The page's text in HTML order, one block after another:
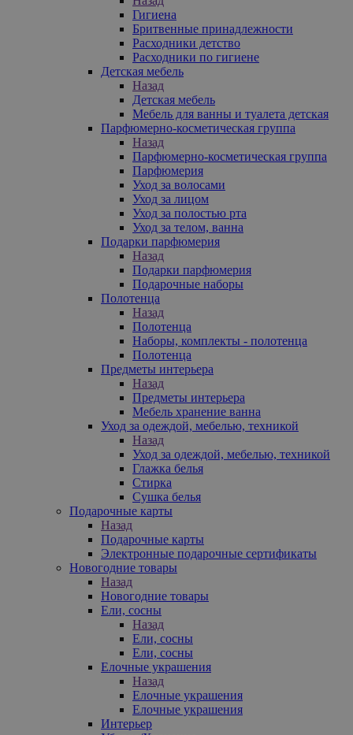
Гигиена
Бритвенные принадлежности
Расходники детство
Расходники по гигиене
Детская мебель
Назад
Детская мебель
Мебель для ванны и туалета детская
Парфюмерно-косметическая группа
Назад
Парфюмерно-косметическая группа
Парфюмерия
Уход за волосами
Уход за лицом
Уход за полостью рта
Уход за телом, ванна
Подарки парфюмерия
Назад
Подарки парфюмерия
Подарочные наборы
Полотенца
Назад
Полотенца
Наборы, комплекты - полотенца
Полотенца
Предметы интерьера
Назад
Предметы интерьера
Мебель хранение ванна
Уход за одеждой, мебелью, техникой
Назад
Уход за одеждой, мебелью, техникой
Глажка белья
Стирка
Сушка белья
Подарочные карты
Назад
Подарочные карты
Электронные подарочные сертификаты
Новогодние товары
Назад
Новогодние товары
Ели, сосны
Назад
Ели, сосны
Ели, сосны
Елочные украшения
Назад
Елочные украшения
Елочные украшения
Интерьер